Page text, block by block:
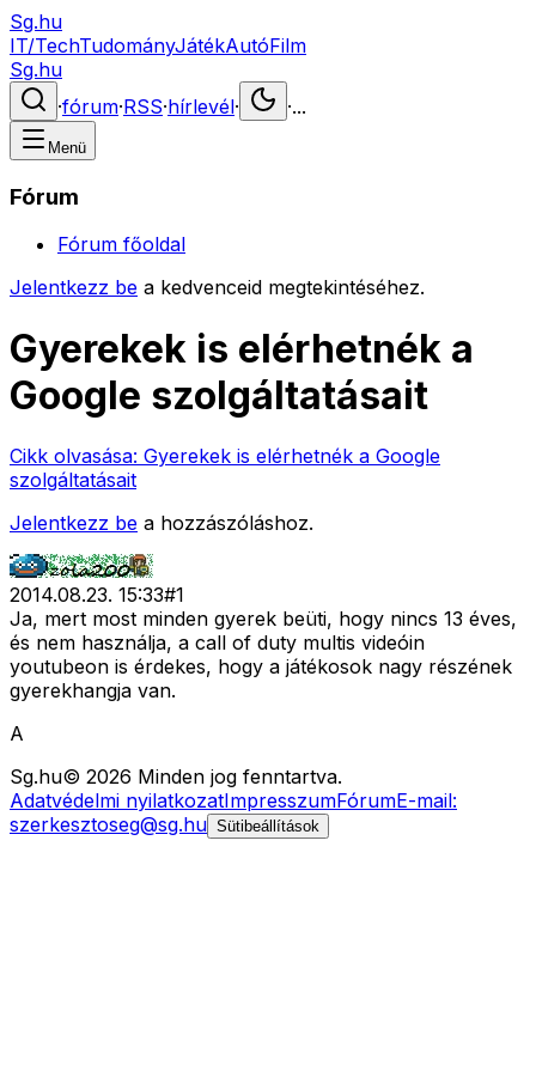
Sg.hu
IT/TechTudományJátékAutóFilm
Sg.hu
·fórum·RSS·hírlevél· ·...
Menü
Fórum
Fórum főoldal
Jelentkezz be a kedvenceid megtekintéséhez.
Gyerekek is elérhetnék a
Google szolgáltatásait
Cikk olvasása: Gyerekek is elérhetnék a Google
szolgáltatásait
Jelentkezz be a hozzászóláshoz.
2014.08.23. 15:33#1
Ja, mert most minden gyerek beüti, hogy nincs 13 éves,
és nem használja, a call of duty multis videóin
youtubeon is érdekes, hogy a játékosok nagy részének
gyerekhangja van.
A
Sg.hu© 2026 Minden jog fenntartva.
Adatvédelmi nyilatkozatImpresszumFórumE-mail:
szerkesztoseg@sg.hu Sütibeállítások